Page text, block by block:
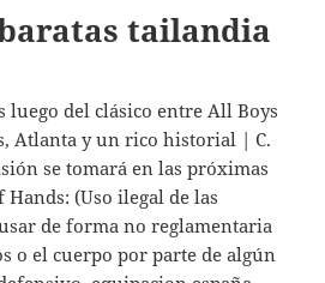
tailandia
luego del clásico entre All Boys
Atlanta y un rico historial | C.
se tomará en las próximas
(Uso ilegal de las
de forma no reglamentaria
o el cuerpo por parte de algún